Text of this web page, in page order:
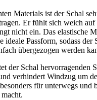
Materials ist der Schal
Er fühlt sich weich auf
nicht ein. Das elastische
ideale Passform, sodass der
übergezogen werden
der Schal hervorragenden
verhindert Windzug um
für unterwegs und